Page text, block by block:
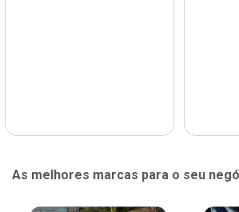
As melhores marcas para o seu